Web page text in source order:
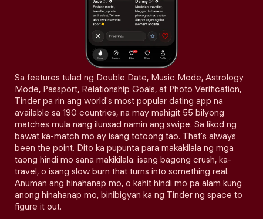
Sa features tulad ng Double Date, Music Mode, Astrology
Mode, Passport, Relationship Goals, at Photo Verification,
Tinder pa rin ang world's most popular dating app na
available sa 190 countries, na may mahigit 55 bilyong
matches mula nang ilunsad namin ang swipe. Sa likod ng
bawat ka-match mo ay isang totoong tao. That's always
been the point. Dito ka pupunta para makakilala ng mga
taong hindi mo sana makikilala: isang bagong crush, ka-
travel, o isang slow burn that turns into something real.
Anuman ang hinahanap mo, o kahit hindi mo pa alam kung
anong hinahanap mo, binibigyan ka ng Tinder ng space to
figure it out.